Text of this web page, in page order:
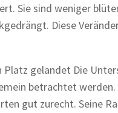
Sie sind weniger
Diese
gelandet Die
betrachtet werden.
gut zurecht. Seine